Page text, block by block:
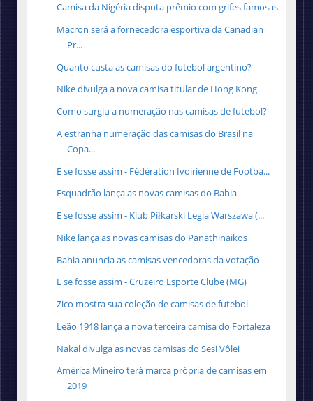
Camisa da Nigéria disputa prêmio com grifes famosas
Macron será a fornecedora esportiva da Canadian
Pr...
Quanto custa as camisas do futebol argentino?
Nike divulga a nova camisa titular de Hong Kong
Como surgiu a numeração nas camisas de futebol?
A estranha numeração das camisas do Brasil na
Copa...
E se fosse assim - Fédération Ivoirienne de Footba...
Esquadrão lança as novas camisas do Bahia
E se fosse assim - Klub Piłkarski Legia Warszawa (...
Nike lança as novas camisas do Panathinaikos
Bahia anuncia as camisas vencedoras da votação
E se fosse assim - Cruzeiro Esporte Clube (MG)
Zico mostra sua coleção de camisas de futebol
Leão 1918 lança a nova terceira camisa do Fortaleza
Nakal divulga as novas camisas do Sesi Vôlei
América Mineiro terá marca própria de camisas em
2019